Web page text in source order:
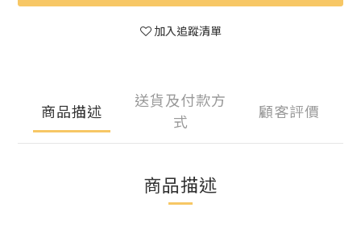
加入追蹤清單
商品描述
送貨及付款方
式
顧客評價
商品描述